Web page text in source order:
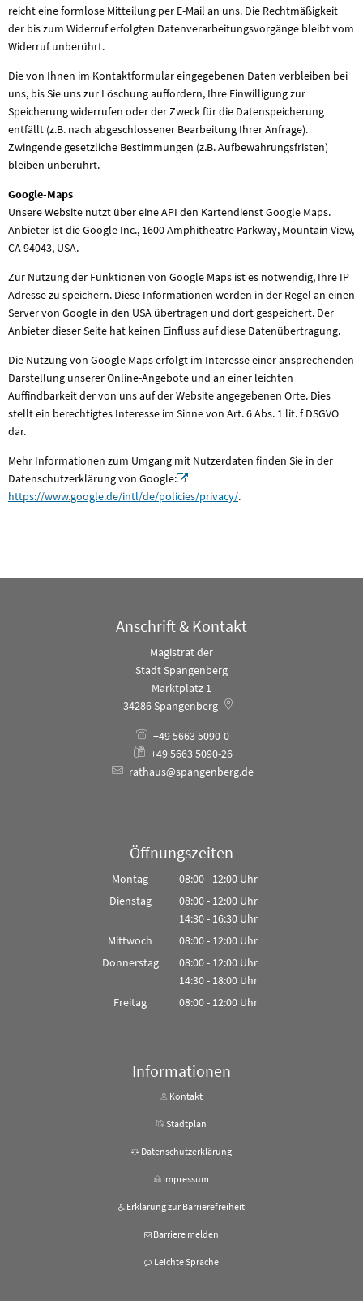
reicht eine formlose Mitteilung per E-Mail an uns. Die Rechtmäßigkeit
der bis zum Widerruf erfolgten Datenverarbeitungsvorgänge bleibt vom
Widerruf unberührt.
Die von Ihnen im Kontaktformular eingegebenen Daten verbleiben bei
uns, bis Sie uns zur Löschung auffordern, Ihre Einwilligung zur
Speicherung widerrufen oder der Zweck für die Datenspeicherung
entfällt (z.B. nach abgeschlossener Bearbeitung Ihrer Anfrage).
Zwingende gesetzliche Bestimmungen (z.B. Aufbewahrungsfristen)
bleiben unberührt.
Google-Maps
Unsere Website nutzt über eine API den Kartendienst Google Maps.
Anbieter ist die Google Inc., 1600 Amphitheatre Parkway, Mountain View,
CA 94043, USA.
Zur Nutzung der Funktionen von Google Maps ist es notwendig, Ihre IP
Adresse zu speichern. Diese Informationen werden in der Regel an einen
Server von Google in den USA übertragen und dort gespeichert. Der
Anbieter dieser Seite hat keinen Einfluss auf diese Datenübertragung.
Die Nutzung von Google Maps erfolgt im Interesse einer ansprechenden
Darstellung unserer Online-Angebote und an einer leichten
Auffindbarkeit der von uns auf der Website angegebenen Orte. Dies
stellt ein berechtigtes Interesse im Sinne von Art. 6 Abs. 1 lit. f DSGVO
dar.
Mehr Informationen zum Umgang mit Nutzerdaten finden Sie in der
Datenschutzerklärung von Google:
https://www.google.de/intl/de/policies/privacy/.
Anschrift & Kontakt
Magistrat der
Stadt Spangenberg
Marktplatz 1
34286 Spangenberg
+49 5663 5090-0
+49 5663 5090-26
rathaus@spangenberg.de
Öffnungszeiten
Montag 08:00- 12:00Uhr
Von 08:00 bis 12:00 Uhr
Dienstag 08:00- 12:00Uhr
Von 08:00 bis 12:00 Uhr
14:30- 16:30Uhr
Von 14:30 bis 16:30 Uhr
Mittwoch 08:00- 12:00Uhr
Von 08:00 bis 12:00 Uhr
Donnerstag 08:00- 12:00Uhr
Von 08:00 bis 12:00 Uhr
14:30- 18:00Uhr
Von 14:30 bis 18:00 Uhr
Freitag 08:00- 12:00Uhr
Informationen
Kontakt
Stadtplan
Datenschutzerklärung
Impressum
Erklärung zur Barrierefreiheit
Barriere melden
Leichte Sprache